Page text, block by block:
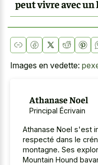
peut vivre avec un
Images en vedette:
Athanase Noel
Principal Écrivain
Athanase Noel s'est
respecté dans le
montagne. Ses
Mountain Hound